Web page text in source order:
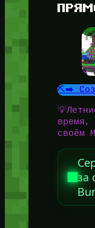
⛏️➡️
время,
своём
за